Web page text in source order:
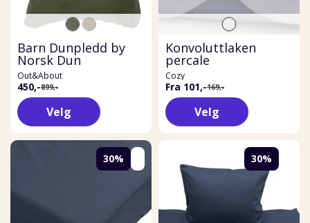
Barn Dunpledd by
Norsk Dun
Out&About
450,-899,-
Velg
Konvoluttlaken
percale
Cozy
Fra 101,-169,-
Velg
30% 30%